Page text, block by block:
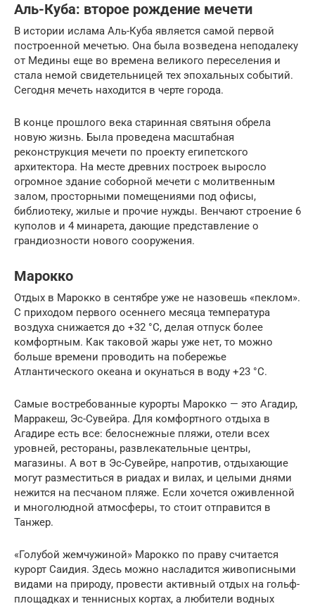
Аль-Куба: второе рождение мечети
В истории ислама Аль-Куба является самой первой
построенной мечетью. Она была возведена неподалеку
от Медины еще во времена великого переселения и
стала немой свидетельницей тех эпохальных событий.
Сегодня мечеть находится в черте города.
В конце прошлого века старинная святыня обрела
новую жизнь. Была проведена масштабная
реконструкция мечети по проекту египетского
архитектора. На месте древних построек выросло
огромное здание соборной мечети с молитвенным
залом, просторными помещениями под офисы,
библиотеку, жилые и прочие нужды. Венчают строение 6
куполов и 4 минарета, дающие представление о
грандиозности нового сооружения.
Марокко
Отдых в Марокко в сентябре уже не назовешь «пеклом».
С приходом первого осеннего месяца температура
воздуха снижается до +32 °C, делая отпуск более
комфортным. Как таковой жары уже нет, то можно
больше времени проводить на побережье
Атлантического океана и окунаться в воду +23 °C.
Самые востребованные курорты Марокко — это Агадир,
Марракеш, Эс-Сувейра. Для комфортного отдыха в
Агадире есть все: белоснежные пляжи, отели всех
уровней, рестораны, развлекательные центры,
магазины. А вот в Эс-Сувейре, напротив, отдыхающие
могут разместиться в риадах и вилах, и целыми днями
нежится на песчаном пляже. Если хочется оживленной
и многолюдной атмосферы, то стоит отправится в
Танжер.
«Голубой жемчужиной» Марокко по праву считается
курорт Саидия. Здесь можно насладится живописными
видами на природу, провести активный отдых на гольф-
площадках и теннисных кортах, а любители водных